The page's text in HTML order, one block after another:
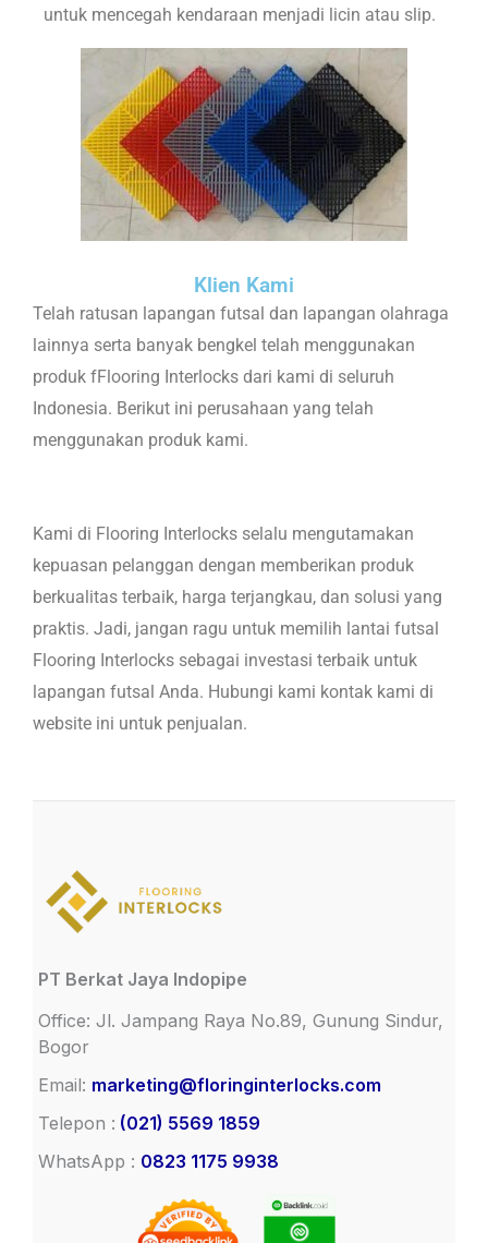
untuk mencegah kendaraan menjadi licin atau slip.
Klien Kami
Telah ratusan lapangan futsal dan lapangan olahraga
lainnya serta banyak bengkel telah menggunakan
produk fFlooring Interlocks dari kami di seluruh
Indonesia. Berikut ini perusahaan yang telah
menggunakan produk kami.
Kami di Flooring Interlocks selalu mengutamakan
kepuasan pelanggan dengan memberikan produk
berkualitas terbaik, harga terjangkau, dan solusi yang
praktis. Jadi, jangan ragu untuk memilih lantai futsal
Flooring Interlocks sebagai investasi terbaik untuk
lapangan futsal Anda. Hubungi kami kontak kami di
website ini untuk penjualan.
PT Berkat Jaya Indopipe
Office: Jl. Jampang Raya No.89, Gunung Sindur,
Bogor
Email: marketing@floringinterlocks.com
Telepon : (021) 5569 1859
WhatsApp : 0823 1175 9938